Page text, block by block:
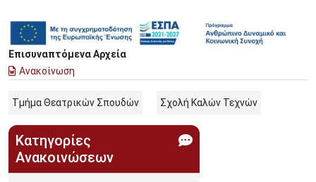
Image
Επισυναπτόμενα Αρχεία
Ανακοίνωση
Τμήμα Θεατρικών Σπουδών Σχολή Καλών Τεχνών
Κατηγορίες
Ανακοινώσεων